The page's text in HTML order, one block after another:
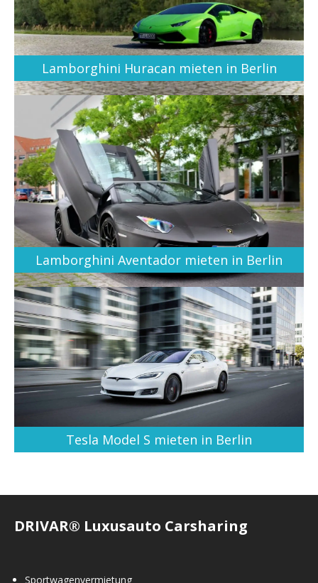
Lamborghini Huracan mieten in Berlin
Lamborghini Aventador mieten in Berlin
Tesla Model S mieten in Berlin
DRIVAR® Luxusauto Carsharing
Sportwagenvermietung